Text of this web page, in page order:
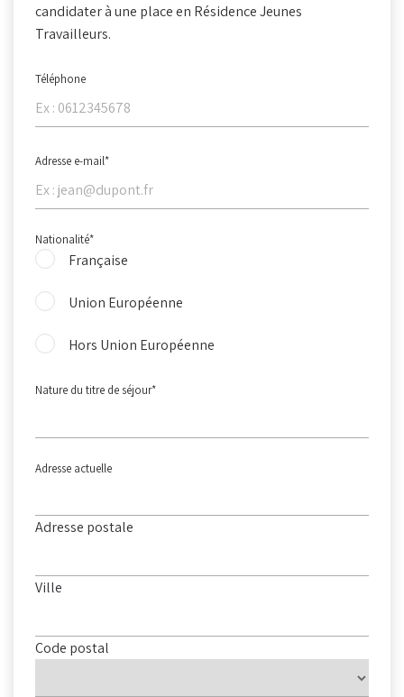
MM
slash
candidater à une place en Résidence Jeunes
Travailleurs.
Téléphone
Adresse e-mail*
Nationalité*
Française
Union Européenne
Hors Union Européenne
Nature du titre de séjour*
Adresse actuelle
Adresse postale
Ville
Code postal